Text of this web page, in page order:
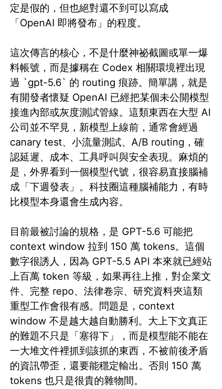
定是假的，但也絕對還不到可以寫成
「OpenAI 即將發布」的程度。
這次傳言的核心，不是什麼神祕截圖或單一爆
料帳號，而是據稱在 Codex 相關環境裡出現
過 `gpt-5.6` 的 routing 痕跡。簡單講，就是
有開發者懷疑 OpenAI 已經把某個未公開模型
接進內部或灰度測試管線。這類東西在大型 AI
公司並不罕見，新模型上線前，通常會經過
canary test、小流量測試、A/B routing，確
認延遲、成本、工具呼叫與安全表現。麻煩的
是，外界看到一個模型代號，很容易直接腦補
成「下週發表」。科技圈這種腦補能力，有時
比模型本身還會生成內容。
目前最被討論的規格，是 GPT-5.6 可能把
context window 拉到 150 萬 tokens。這個
數字很誘人，因為 GPT-5.5 API 本來就已經站
上百萬 token 等級，如果再往上推，對企業文
件、完整 repo、法律卷宗、研究資料夾這類
重型工作會很有感。問題是，context
window 不是越大越自動勝利。大上下文真正
的難題不只是「塞得下」，而是模型能不能在
一大堆文件裡抓到該抓的東西，不被前後矛盾
的資訊帶歪，還要能穩定輸出。否則 150 萬
tokens 也只是很貴的雜物間。